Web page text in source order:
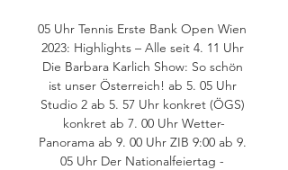
05 Uhr Tennis Erste Bank Open Wien
2023: Highlights – Alle seit 4. 11 Uhr
Die Barbara Karlich Show: So schön
ist unser Österreich! ab 5. 05 Uhr
Studio 2 ab 5. 57 Uhr konkret (ÖGS)
konkret ab 7. 00 Uhr Wetter-
Panorama ab 9. 00 Uhr ZIB 9:00 ab 9.
05 Uhr Der Nationalfeiertag -